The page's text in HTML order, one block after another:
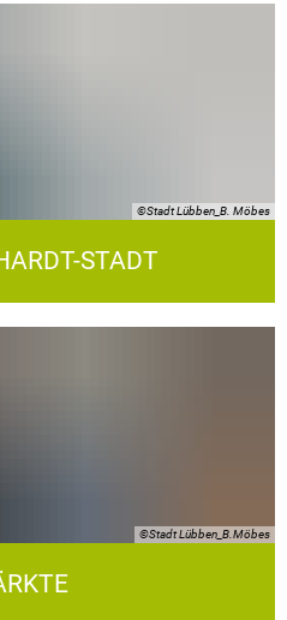
©Stadt Lübben_B. Möbes
STADT
©Stadt Lübben_B.Möbes